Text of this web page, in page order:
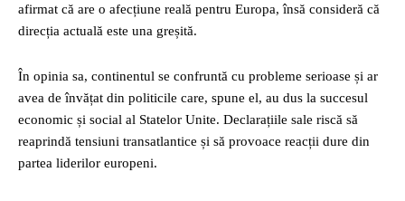
afirmat că are o afecțiune reală pentru Europa, însă consideră că
direcția actuală este una greșită.
În opinia sa, continentul se confruntă cu probleme serioase și ar
avea de învățat din politicile care, spune el, au dus la succesul
economic și social al Statelor Unite. Declarațiile sale riscă să
reaprindă tensiuni transatlantice și să provoace reacții dure din
partea liderilor europeni.